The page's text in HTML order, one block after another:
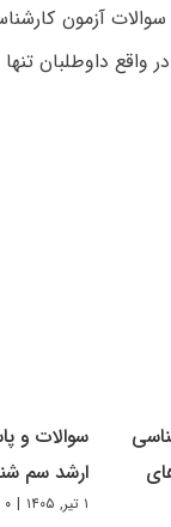
آزمون
واقع داوطلبان
سوالات و
ارشد سم
۱ تیر, ۱۴۰۵ | ۰ دیدگاه